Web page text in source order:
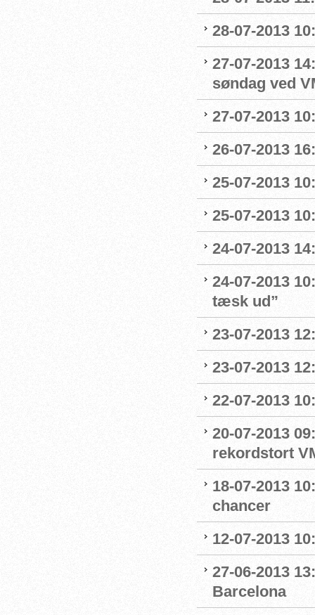
28-07-2013
27-07-2013
søndag ved
27-07-2013
26-07-2013
25-07-2013
25-07-2013
24-07-2013
24-07-2013
tæsk ud”
23-07-2013
23-07-2013
22-07-2013
20-07-2013
rekordstort
18-07-2013
chancer
12-07-2013
27-06-2013
Barcelona